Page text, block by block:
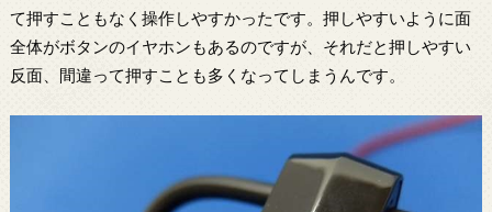
て押すこともなく操作しやすかったです。押しやすいように面
全体がボタンのイヤホンもあるのですが、それだと押しやすい
反面、間違って押すことも多くなってしまうんです。